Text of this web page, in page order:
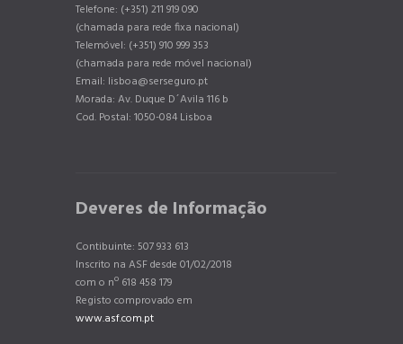
Telefone: (+351) 211 919 090
(chamada para rede fixa nacional)
Telemóvel: (+351) 910 999 353
(chamada para rede móvel nacional)
Email: lisboa@serseguro.pt
Morada: Av. Duque D´Avila 116 b
Cod. Postal: 1050-084 Lisboa
Deveres de Informação
Contibuinte: 507 933 613
Inscrito na ASF desde 01/02/2018
com o nº 618 458 179
Registo comprovado em
www.asf.com.pt